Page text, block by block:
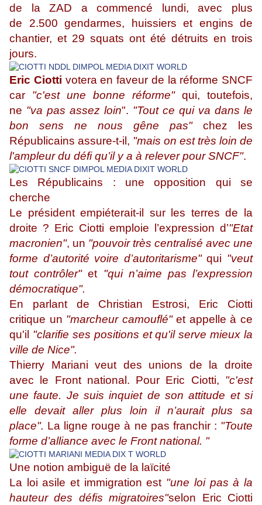
de la ZAD a commencé lundi, avec plus
de 2.500 gendarmes, huissiers et engins de
chantier, et 29 squats ont été détruits en trois
jours.
Eric Ciotti votera en faveur de la réforme SNCF
car "c'est une bonne réforme"qui, toutefois,
ne "va pas assez loin". "Tout ce qui va dans le
bon sens ne nous gêne pas"chez les
Républicains assure-t-il, "mais on est très loin de
l'ampleur du défi qu’il y a à relever pour SNCF".
Les Républicains : une opposition qui se
cherche
Le président empiéterait-il sur les terres de la
droite ? Eric Ciotti emploie l’expression d’"Etat
macronien", un "pouvoir très centralisé avec une
forme d’autorité voire d’autoritarisme"qui "veut
tout contrôler"et "qui n’aime pas l’expression
démocratique".
En parlant de Christian Estrosi, Eric Ciotti
critique un "marcheur camouflé"et appelle à ce
qu'il "clarifie ses positions et qu'il serve mieux la
ville de Nice".
Thierry Mariani veut des unions de la droite
avec le Front national. Pour Eric Ciotti, "c'est
une faute. Je suis inquiet de son attitude et si
elle devait aller plus loin il n’aurait plus sa
place". La ligne rouge à ne pas franchir : "Toute
forme d’alliance avec le Front national. "
Une notion ambiguë de la laïcité
La loi asile et immigration est "une loi pas à la
hauteur des défis migratoires"selon Eric Ciotti